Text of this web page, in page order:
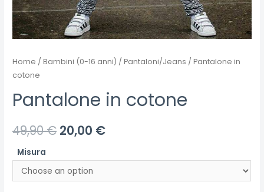
Home /Bambini (0-16 anni) /Pantaloni/Jeans / Pantalone in
cotone
Pantalone in cotone
49,90€ 20,00 €
Misura